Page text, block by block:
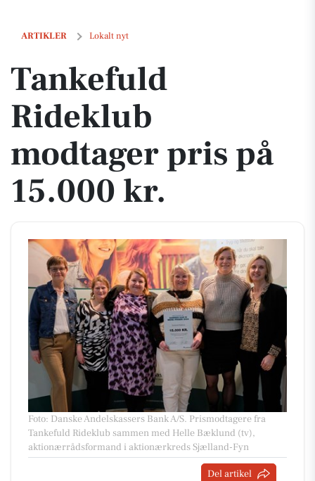
ARTIKLER Lokalt nyt
Tankefuld Rideklub modtager pris på 15.000 kr.
Tankefuld
Rideklub
modtager pris på
15.000 kr.
Foto: Danske Andelskassers Bank A/S. Prismodtagere fra
Tankefuld Rideklub sammen med Helle Bæklund (tv),
aktionærrådsformand i aktionærkreds Sjælland-Fyn
Del artikel